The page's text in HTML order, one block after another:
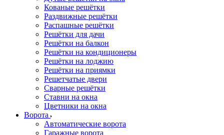
Кованые решётки
Раздвижные решётки
Распашные решётки
Решётки для дачи
Решётки на балкон
Решётки на кондиционеры
Решётки на лоджию
Решётки на приямки
Решетчатые двери
Сварные решётки
Ставни на окна
Цветники на окна
Ворота
Автоматические ворота
Гаражные ворота